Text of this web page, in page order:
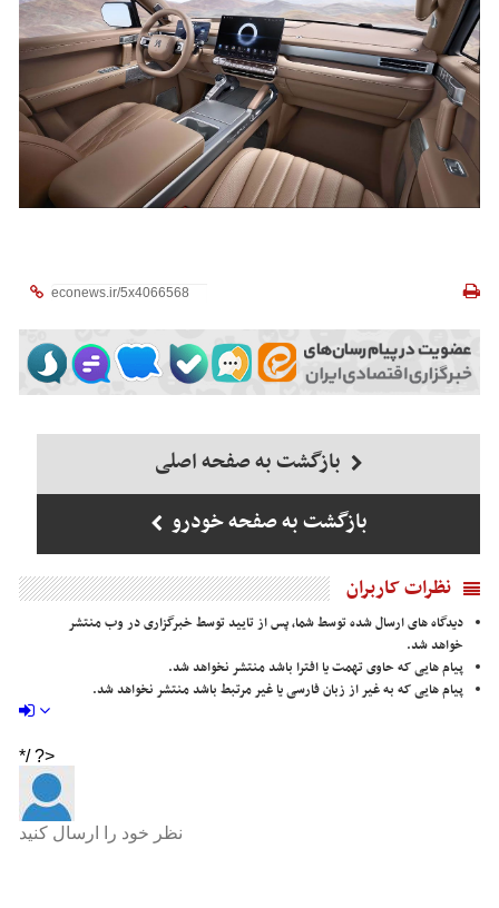
بازگشت به صفحه اصلی
بازگشت به صفحه خودرو
نظرات کاربران
دیدگاه های ارسال شده توسط شما، پس از تایید توسط خبرگزاری در وب منتشر
خواهد شد.
پیام هایی که حاوی تهمت یا افترا باشد منتشر نخواهد شد.
پیام هایی که به غیر از زبان فارسی یا غیر مرتبط باشد منتشر نخواهد شد.